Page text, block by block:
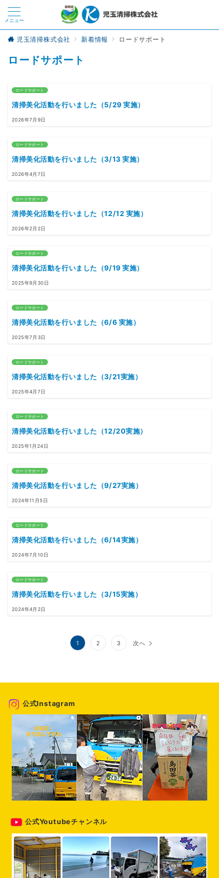
メニュー
児玉清掃株式会社 新着情報 ロードサポート
ロードサポート
ロードサポート
清掃美化活動を行いました（5/29 実施）
2026年7月9日
ロードサポート
清掃美化活動を行いました（3/13 実施）
2026年4月7日
ロードサポート
清掃美化活動を行いました（12/12 実施）
2026年2月2日
ロードサポート
清掃美化活動を行いました（9/19 実施）
2025年9月30日
ロードサポート
清掃美化活動を行いました（6/6 実施）
2025年7月3日
ロードサポート
清掃美化活動を行いました（3/21実施）
2025年4月7日
ロードサポート
清掃美化活動を行いました（12/20実施）
2025年1月24日
ロードサポート
清掃美化活動を行いました（9/27実施）
2024年11月5日
ロードサポート
清掃美化活動を行いました（6/14実施）
2024年7月10日
ロードサポート
清掃美化活動を行いました（3/15実施）
2024年4月2日
ー
り
1 2 3 次へ
公式Instagram
公式Youtubeチャンネル